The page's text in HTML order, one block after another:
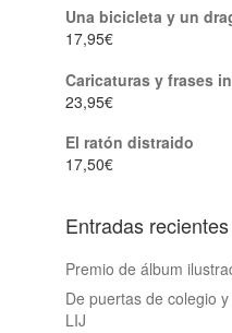
Una bicicleta y un
17,95€
Caricaturas y frases
23,95€
El ratón distraido
17,50€
Entradas recientes
Premio de álbum
De puertas de colegio
LIJ